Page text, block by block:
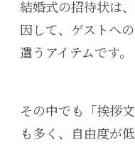
結婚式の招待状は
因して、ゲストへ
遣うアイテムです。
その中でも「挨拶
も多く、自由度が低